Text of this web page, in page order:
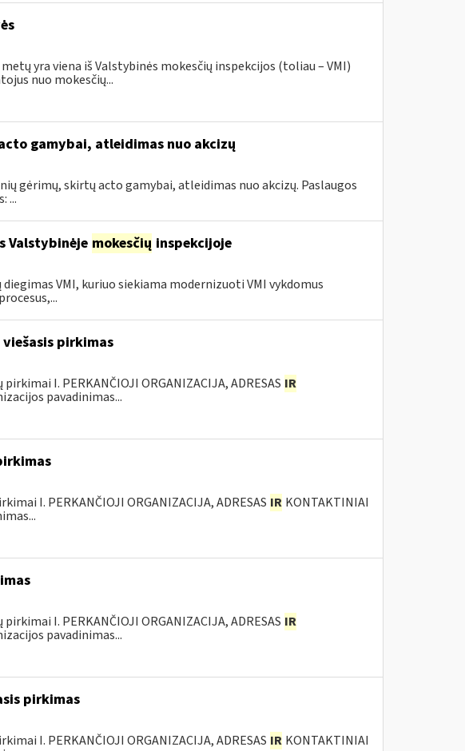
yra viena iš Valstybinės mokesčių inspekcijos (toliau – VMI)
nuo mokesčių...
gamybai, atleidimas nuo akcizų
gėrimų, skirtų acto gamybai, atleidimas nuo akcizų. Paslaugos
...
Valstybinėje mokesčių inspekcijoje
VMI, kuriuo siekiama modernizuoti VMI vykdomus
pirkimas
I. PERKANČIOJI ORGANIZACIJA, ADRESAS IR
pavadinimas...
I. PERKANČIOJI ORGANIZACIJA, ADRESAS IR KONTAKTINIAI
I. PERKANČIOJI ORGANIZACIJA, ADRESAS IR
pavadinimas...
pirkimas
I. PERKANČIOJI ORGANIZACIJA, ADRESAS IR KONTAKTINIAI